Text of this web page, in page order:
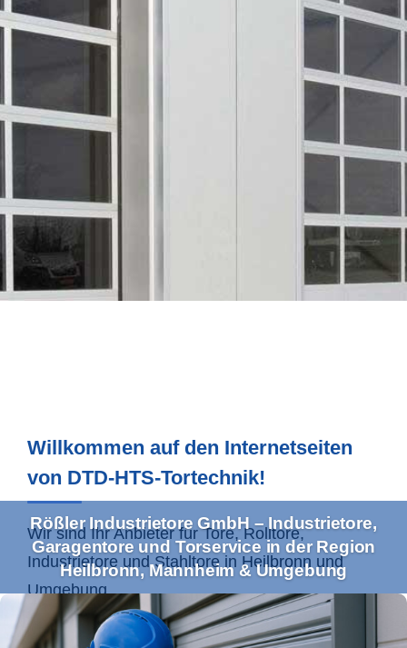
Rößler Industrietore GmbH – Industrietore,
Garagentore und Torservice in der Region
Heilbronn, Mannheim & Umgebung
Willkommen auf den Internetseiten
von DTD-HTS-Tortechnik!
Wir sind Ihr Anbieter für Tore, Rolltore,
Industrietore und Stahltore in Heilbronn und
Umgebung.